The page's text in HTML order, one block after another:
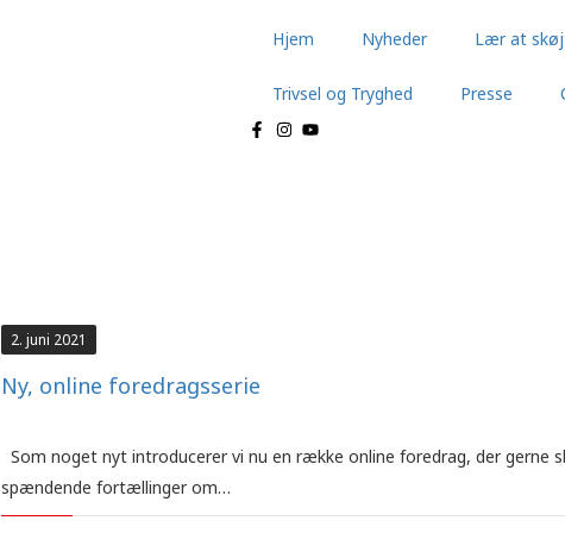
Hjem Nyheder Lær at
Trivsel og Tryghed Presse
2. juni 2021
Ny, online foredragsserie
Som noget nyt introducerer vi nu en række online foredrag, der gerne
spændende fortællinger om…